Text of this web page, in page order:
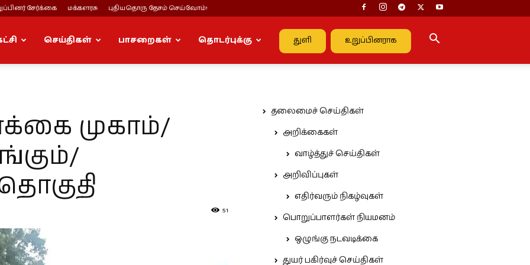
சேர்க்கை மக்களரசு புதியதொரு தேசம் செய்வோம்!
துளி உறுப்பினராக
செய்திகள் பாசறைகள் தொடர்புக்கு
முகாம்/
51
தலைமைச் செய்திகள்
அறிக்கைகள்
வாழ்த்துச் செய்திகள்
அறிவிப்புகள்
எதிர்வரும் நிகழ்வுகள்
பொறுப்பாளர்கள் நியமனம்
ஒழுங்கு நடவடிக்கை
துயர் பகிர்வுச் செய்திகள்